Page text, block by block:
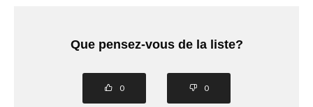
Que pensez-vous de la liste?
0 0